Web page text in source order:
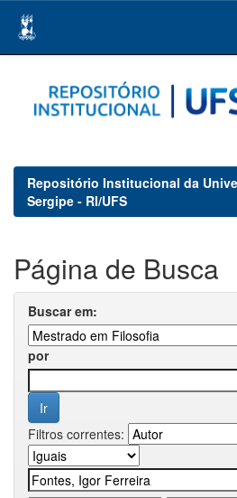
navigation
Repositório Institucional da
Sergipe - RI/UFS
Página de Busca
Buscar em:
por
Filtros correntes: